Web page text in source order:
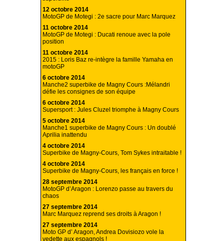
12 octobre 2014
MotoGP de Motegi : 2e sacre pour Marc Marquez
11 octobre 2014
MotoGP de Motegi : Ducati renoue avec la pole
position
11 octobre 2014
2015 : Loris Baz re-intègre la famille Yamaha en
motoGP
6 octobre 2014
Manche2 superbike de Magny Cours :Mélandri
défie les consignes de son équipe
6 octobre 2014
Supersport : Jules Cluzel triomphe à Magny Cours
5 octobre 2014
Manche1 superbike de Magny Cours : Un doublé
Aprilia inattendu
4 octobre 2014
Superbike de Magny-Cours, Tom Sykes intraitable !
4 octobre 2014
Superbike de Magny-Cours, les français en force !
28 septembre 2014
MotoGP d’Aragon : Lorenzo passe au travers du
chaos
27 septembre 2014
Marc Marquez reprend ses droits à Aragon !
27 septembre 2014
Moto GP d’ Aragon, Andrea Dovisiozo vole la
vedette aux espagnols !